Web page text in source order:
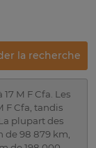
la recherche
M F Cfa. Les
F Cfa, tandis
plupart des
de 98 879 km,